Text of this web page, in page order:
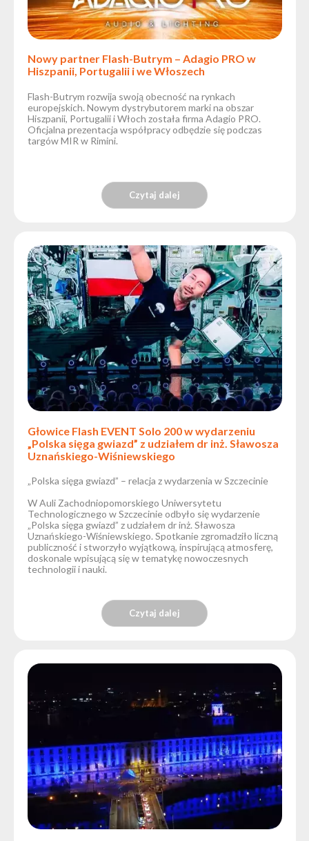
Nowy partner Flash-Butrym – Adagio PRO w
Hiszpanii, Portugalii i we Włoszech
Flash-Butrym rozwija swoją obecność na rynkach
europejskich. Nowym dystrybutorem marki na obszar
Hiszpanii, Portugalii i Włoch została firma Adagio PRO.
Oficjalna prezentacja współpracy odbędzie się podczas
targów MIR w Rimini.
Czytaj dalej
Głowice Flash EVENT Solo 200 w wydarzeniu
„Polska sięga gwiazd” z udziałem dr inż. Sławosza
Uznańskiego-Wiśniewskiego
„Polska sięga gwiazd” – relacja z wydarzenia w Szczecinie
W Auli Zachodniopomorskiego Uniwersytetu
Technologicznego w Szczecinie odbyło się wydarzenie
„Polska sięga gwiazd” z udziałem dr inż. Sławosza
Uznańskiego-Wiśniewskiego. Spotkanie zgromadziło liczną
publiczność i stworzyło wyjątkową, inspirującą atmosferę,
doskonale wpisującą się w tematykę nowoczesnych
technologii i nauki.
Czytaj dalej